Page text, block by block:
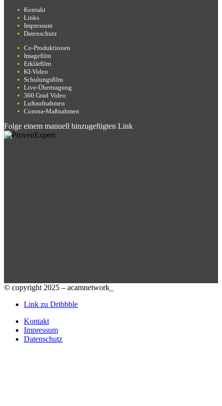
Kontakt
Links
Impressum
Datenschutz
Co-Produktionen
Imagefilm
Erklärfilm
KI-Video
Schulungsfilm
Live-Übertragung
360 Grad Video
Luftaufnahmen
Corona-Maßnahmen
Folge einem manuell hinzugefügten Link
© copyright 2025 – acamnetwork_
Link zu Dribbble
Kontakt
Impressum
Datenschutz